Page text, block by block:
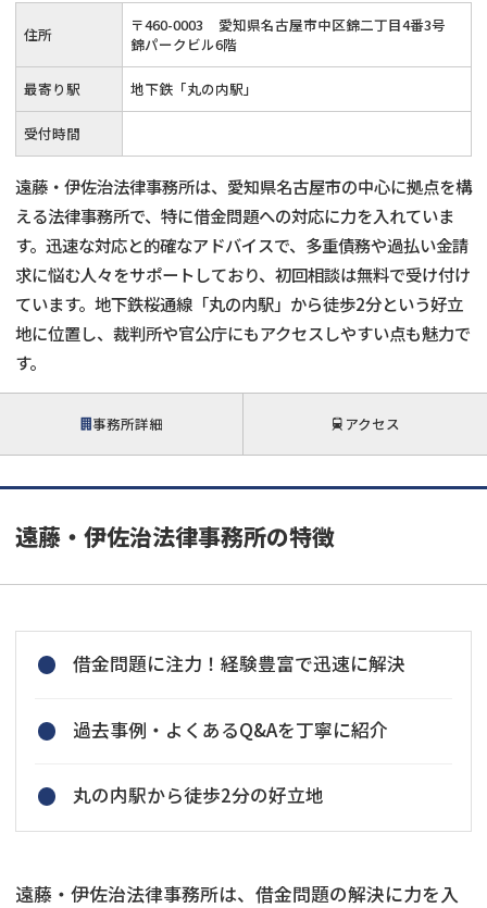
住所 〒460-0003
愛知県名古屋市中区錦二丁目4番3号
錦パークビル6階
最寄り駅 地下鉄「丸の内駅」
受付時間
遠藤・伊佐治法律事務所は、愛知県名古屋市の中心に拠点を構
える法律事務所で、特に借金問題への対応に力を入れていま
す。迅速な対応と的確なアドバイスで、多重債務や過払い金請
求に悩む人々をサポートしており、初回相談は無料で受け付け
ています。地下鉄桜通線「丸の内駅」から徒歩2分という好立
地に位置し、裁判所や官公庁にもアクセスしやすい点も魅力で
す。
事務所詳細 アクセス
遠藤・伊佐治法律事務所の特徴
借金問題に注力！経験豊富で迅速に解決
過去事例・よくあるQ&Aを丁寧に紹介
丸の内駅から徒歩2分の好立地
遠藤・伊佐治法律事務所は、借金問題の解決に力を入